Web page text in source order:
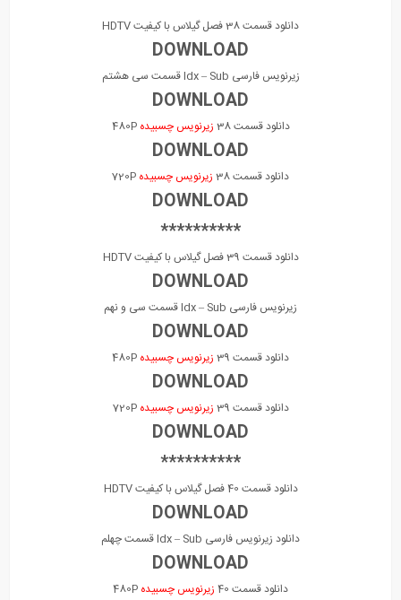
دانلود قسمت 38 فصل گیلاس با کیفیت HDTV
DOWNLOAD
زیرنویس فارسی Idx – Sub قسمت سی هشتم
DOWNLOAD
دانلود قسمت 38 زیرنویس چسبیده 480P
DOWNLOAD
دانلود قسمت 38 زیرنویس چسبیده
DOWNLOAD
**********
دانلود قسمت 39 فصل گیلاس با کیفیت HDTV
DOWNLOAD
زیرنویس فارسی Idx – Sub قسمت سی و نهم
DOWNLOAD
دانلود قسمت 39 زیرنویس چسبیده
DOWNLOAD
دانلود قسمت 39 زیرنویس چسبیده 720P
DOWNLOAD
**********
دانلود قسمت 40 فصل گیلاس با کیفیت HDTV
DOWNLOAD
دانلود زیرنویس فارسی Idx – Sub قسمت چهلم
DOWNLOAD
دانلود قسمت 40 زیرنویس چسبیده